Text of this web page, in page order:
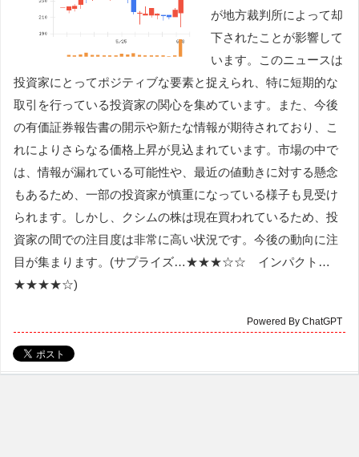
が地方裁判所によって却
下されたことが影響して
います。このニュースは
投資家にとってポジティブな要素と捉えられ、特に短期的な
取引を行っている投資家の関心を集めています。また、今後
の有価証券報告書の開示や新たな情報が期待されており、こ
れによりさらなる価格上昇が見込まれています。市場の中で
は、情報が漏れている可能性や、最近の値動きに対する懸念
もあるため、一部の投資家が慎重になっている様子も見受け
られます。しかし、クシムの株は現在買われているため、投
資家の間での注目度は非常に高い状況です。今後の動向に注
目が集まります。(サプライズ…★★★☆☆ インパクト…
★★★★☆)
Powered By ChatGPT